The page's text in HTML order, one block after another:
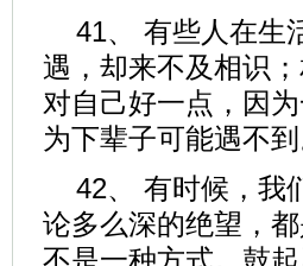
41、 有些人在生
遇，却来不及相识
对自己好一点，因
为下辈子可能遇不到
42、 有时候，我
论多么深的绝望，